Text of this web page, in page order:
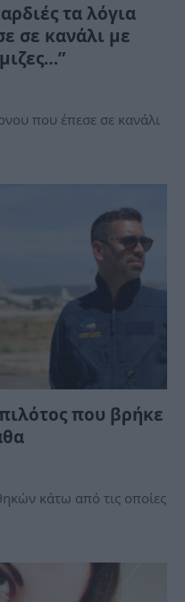
τα λόγια
σε κανάλι με
που έπεσε σε κανάλι
που βρήκε
κάτω από τις οποίες